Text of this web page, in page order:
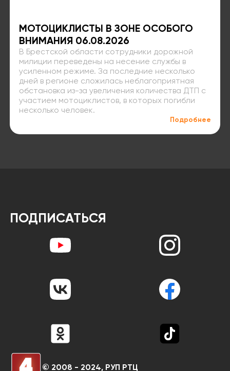
МОТОЦИКЛИСТЫ В ЗОНЕ ОСОБОГО
ВНИМАНИЯ 06.08.2026
В Брестской области сотрудники дорожной
милиции переведены на несение службы в
усиленном режиме. За последние несколько
дней в регионе сложилась неблагоприятная
обстановка из-за увеличения количества ДТП с
участием мотоциклистов, в которых погибли
несколько человек.
Подробнее
ПОДПИСАТЬСЯ
© 2008 - 2024, РУП РТЦ